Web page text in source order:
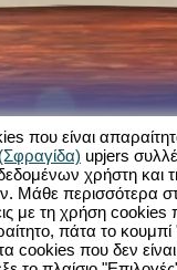
Ιστορία
Προστασία
Παιχνίδια
Διαχείριση Cookies
που είναι
(Σφραγίδα) upjers
χρήστη και
Μάθε περισσότερα
με τη χρήση cookies
πάτα το
cookies που δεν